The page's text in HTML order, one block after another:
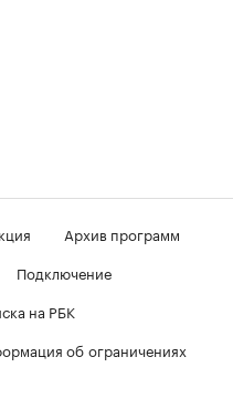
Архив программ
Подключение
на РБК
об ограничениях